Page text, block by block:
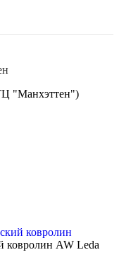
"Манхэттен")
ковролин
ковролин AW Leda